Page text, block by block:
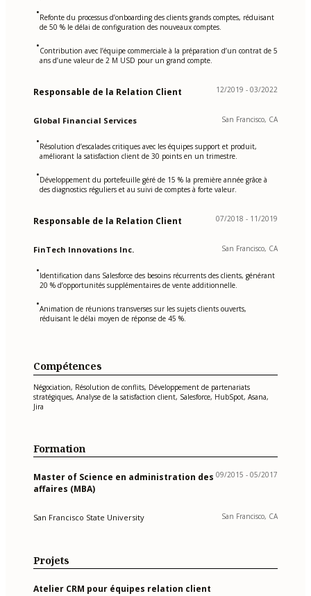
•Refonte du processus d’onboarding des clients grands comptes, réduisant
de 50 % le délai de configuration des nouveaux comptes.
•Contribution avec l’équipe commerciale à la préparation d’un contrat de 5
ans d’une valeur de 2 M USD pour un grand compte.
Responsable de la Relation Client 12/2019 - 03/2022
Global Financial Services San Francisco, CA
•Résolution d’escalades critiques avec les équipes support et produit,
améliorant la satisfaction client de 30 points en un trimestre.
•Développement du portefeuille géré de 15 % la première année grâce à
des diagnostics réguliers et au suivi de comptes à forte valeur.
Responsable de la Relation Client 07/2018 - 11/2019
FinTech Innovations Inc. San Francisco, CA
•Identification dans Salesforce des besoins récurrents des clients, générant
20 % d’opportunités supplémentaires de vente additionnelle.
•Animation de réunions transverses sur les sujets clients ouverts,
réduisant le délai moyen de réponse de 45 %.
Compétences
Négociation, Résolution de conflits, Développement de partenariats
stratégiques, Analyse de la satisfaction client, Salesforce, HubSpot, Asana,
Jira
Formation
Master of Science en administration des
affaires (MBA)
09/2015 - 05/2017
San Francisco State University San Francisco, CA
Projets
Atelier CRM pour équipes relation client